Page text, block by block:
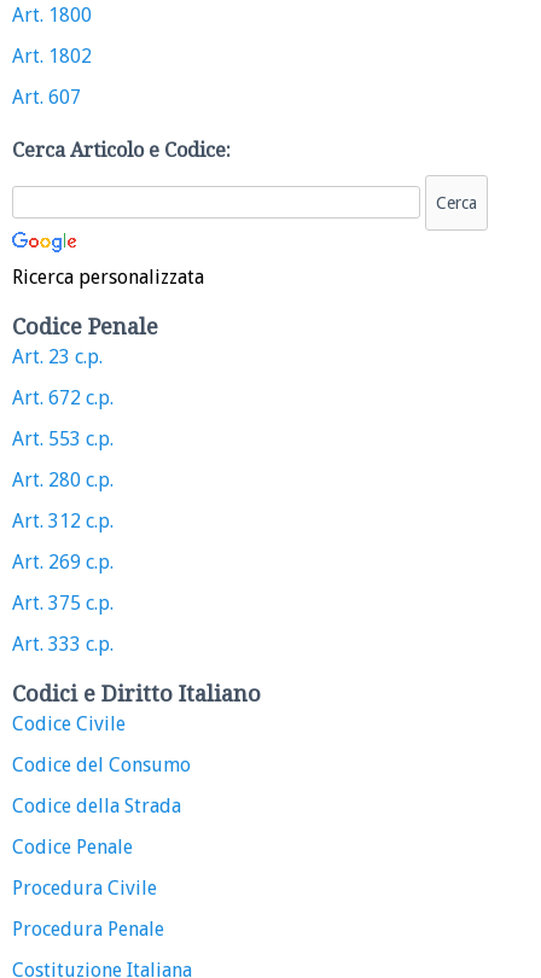
Art. 1800
Art. 1802
Art. 607
Cerca Articolo e Codice:
Ricerca personalizzata
Codice Penale
Art. 23 c.p.
Art. 672 c.p.
Art. 553 c.p.
Art. 280 c.p.
Art. 312 c.p.
Art. 269 c.p.
Art. 375 c.p.
Art. 333 c.p.
Codici e Diritto Italiano
Codice Civile
Codice del Consumo
Codice della Strada
Codice Penale
Procedura Civile
Procedura Penale
Costituzione Italiana